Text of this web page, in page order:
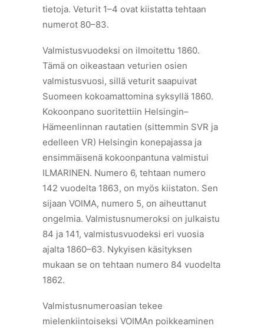
tietoja. Veturit 1–4 ovat kiistatta tehtaan
numerot 80–83.
Valmistusvuodeksi on ilmoitettu 1860.
Tämä on oikeastaan veturien osien
valmistusvuosi, sillä veturit saapuivat
Suomeen kokoamattomina syksyllä 1860.
Kokoonpano suoritettiin Helsingin–
Hämeenlinnan rautatien (sittemmin SVR ja
edelleen VR) Helsingin konepajassa ja
ensimmäisenä kokoonpantuna valmistui
ILMARINEN. Numero 6, tehtaan numero
142 vuodelta 1863, on myös kiistaton. Sen
sijaan VOIMA, numero 5, on aiheuttanut
ongelmia. Valmistusnumeroksi on julkaistu
84 ja 141, valmistusvuodeksi eri vuosia
ajalta 1860–63. Nykyisen käsityksen
mukaan se on tehtaan numero 84 vuodelta
1862.
Valmistusnumeroasian tekee
mielenkiintoiseksi VOIMAn poikkeaminen